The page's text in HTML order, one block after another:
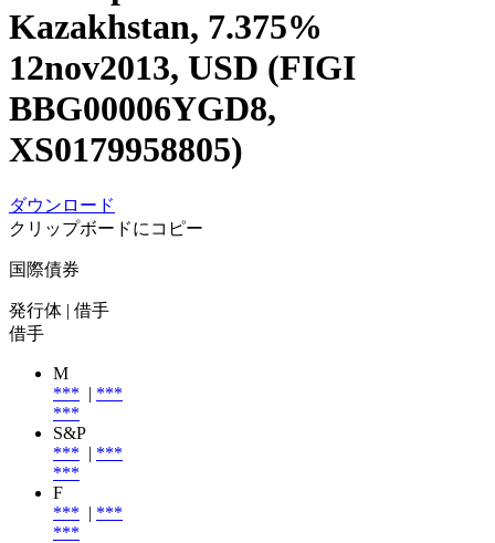
Kazakhstan, 7.375%
12nov2013, USD (FIGI
BBG00006YGD8,
XS0179958805)
ダウンロード
クリップボードにコピー
国際債券
発行体 | 借手
借手
M
*** | ***
***
S&P
*** | ***
***
F
*** | ***
***